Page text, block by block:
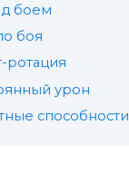
боем
боя
ротация
урон
способности